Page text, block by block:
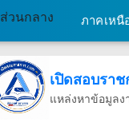
ส่วนกลาง ภาคเหนื
เปิดสอบรา
แหล่งหาข้อมูลง